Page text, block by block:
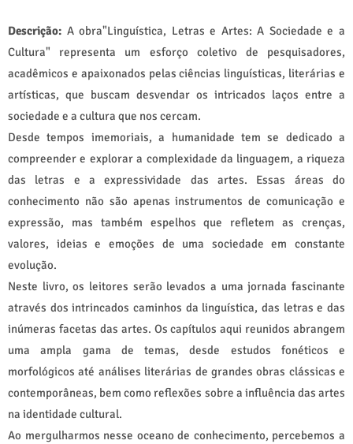
Descrição: A obra"Linguística, Letras e Artes: A Sociedade e a
Cultura" representa um esforço coletivo de pesquisadores,
acadêmicos e apaixonados pelas ciências linguísticas, literárias e
artísticas, que buscam desvendar os intricados laços entre a
sociedade e a cultura que nos cercam.
Desde tempos imemoriais, a humanidade tem se dedicado a
compreender e explorar a complexidade da linguagem, a riqueza
das letras e a expressividade das artes. Essas áreas do
conhecimento não são apenas instrumentos de comunicação e
expressão, mas também espelhos que refletem as crenças,
valores, ideias e emoções de uma sociedade em constante
evolução.
Neste livro, os leitores serão levados a uma jornada fascinante
através dos intrincados caminhos da linguística, das letras e das
inúmeras facetas das artes. Os capítulos aqui reunidos abrangem
uma ampla gama de temas, desde estudos fonéticos e
morfológicos até análises literárias de grandes obras clássicas e
contemporâneas, bem como reflexões sobre a influência das artes
na identidade cultural.
Ao mergulharmos nesse oceano de conhecimento, percebemos a